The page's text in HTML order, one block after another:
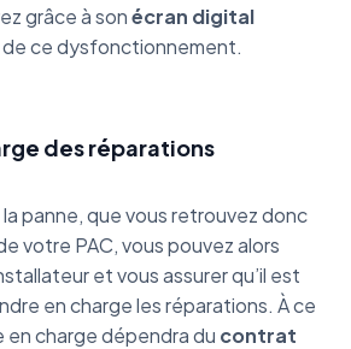
grâce à sonécran digital
ce dysfonctionnement.
des réparations
la panne, que vous retrouvez donc
votre PAC, vous pouvez alors
et vous assurer qu’il est
en charge les réparations. À ce
charge dépendra du contrat